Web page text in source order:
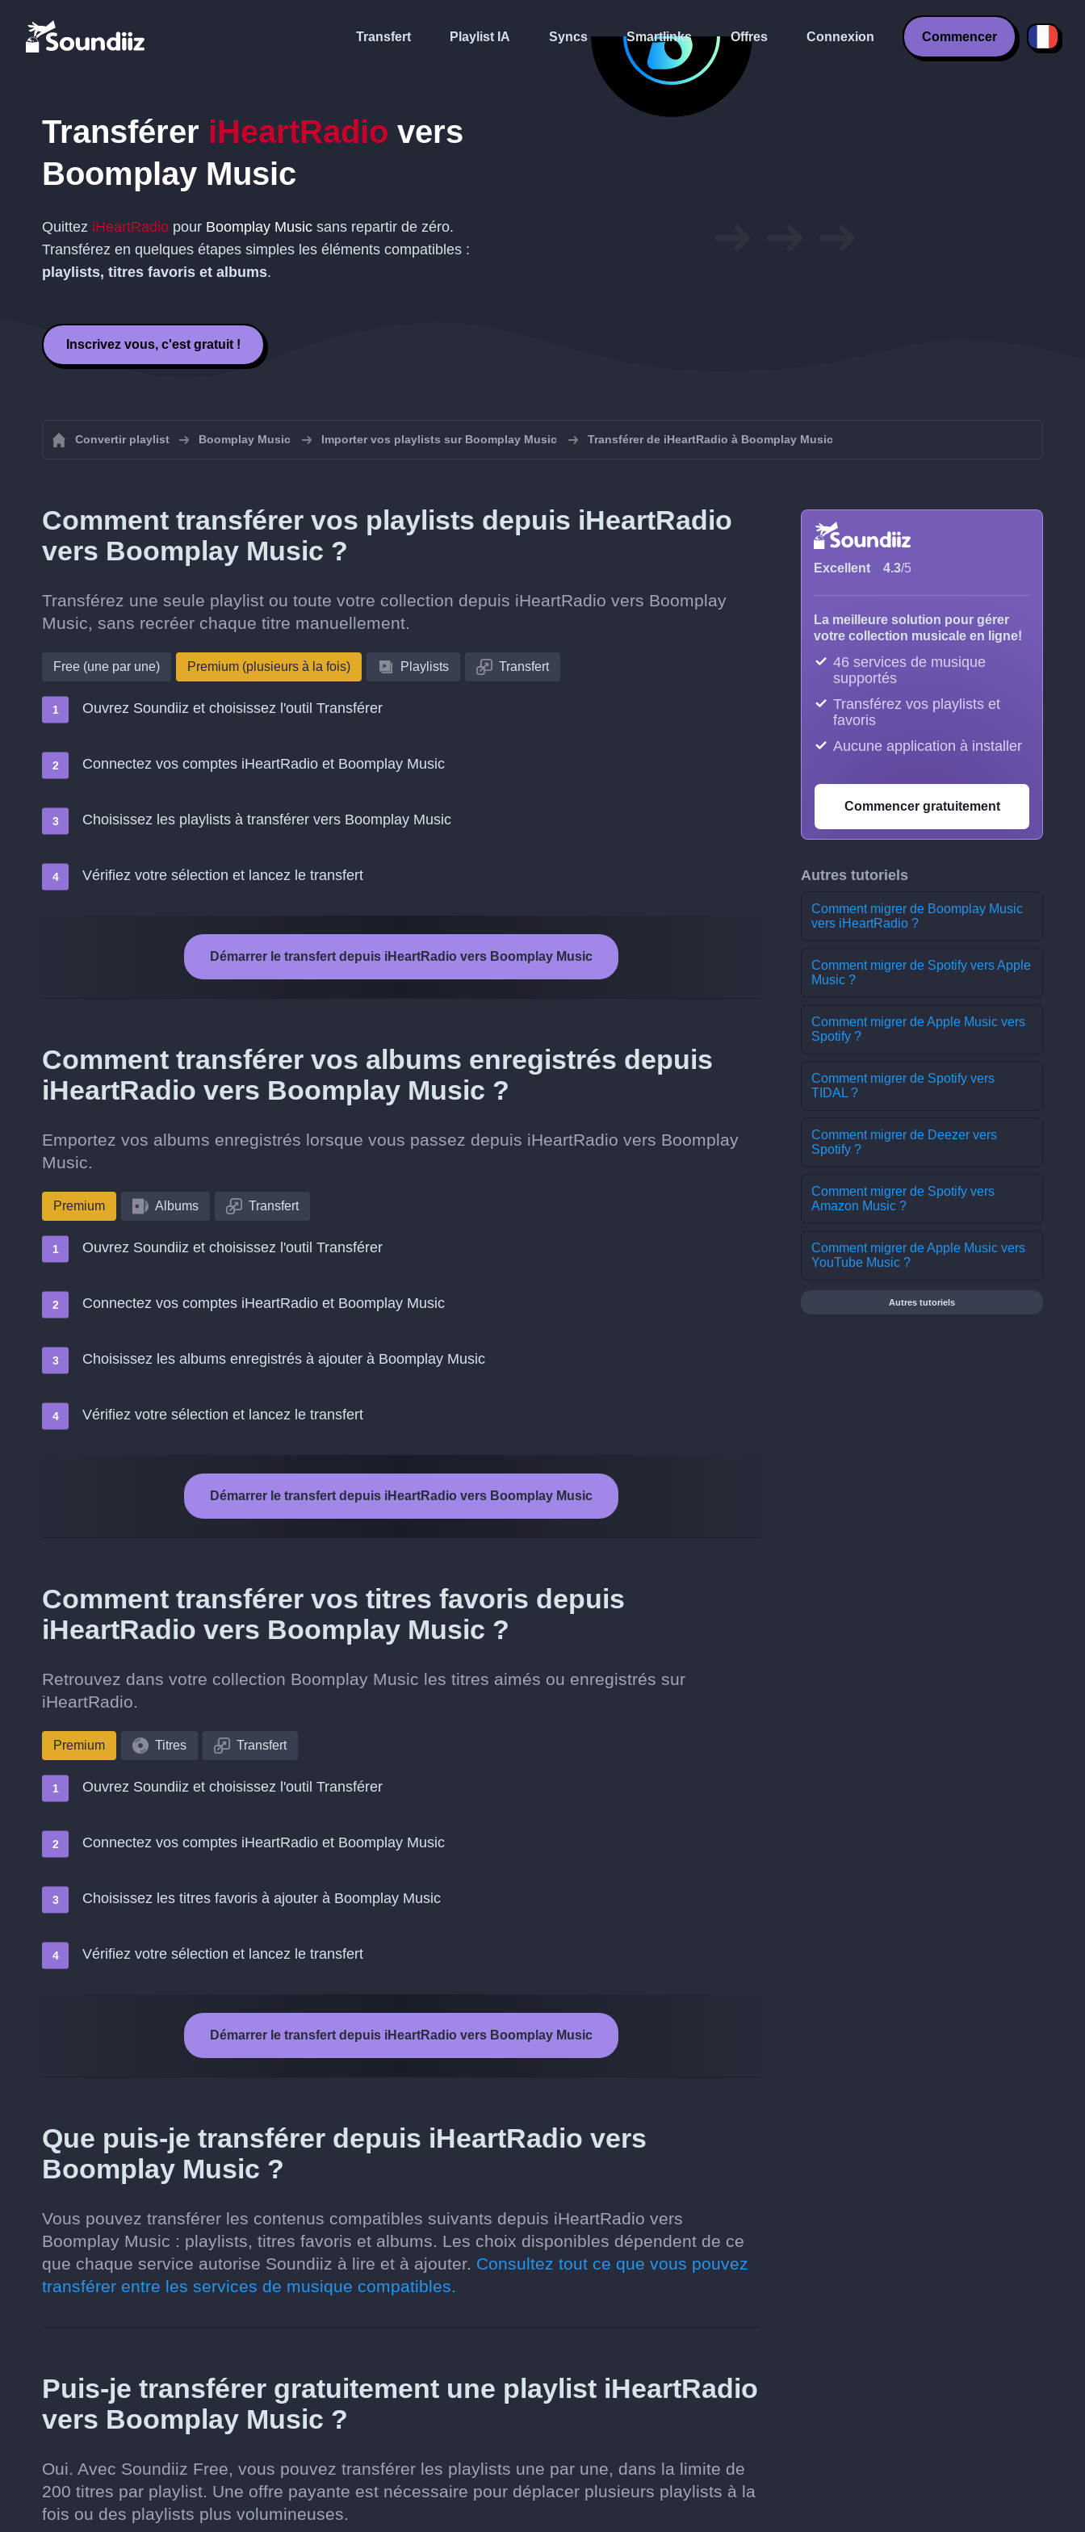
Transfert Playlist IA Syncs Smartlinks Offres Connexion Commencer
Transférer iHeartRadio vers
Boomplay Music
Quittez iHeartRadio pour Boomplay Music sans repartir de zéro.
Transférez en quelques étapes simples les éléments compatibles :
playlists, titres favoris et albums.
Inscrivez vous, c'est gratuit !
Convertir playlist Boomplay Music Importer vos playlists sur Boomplay Music Transférer de iHeartRadio à Boomplay Music
Comment transférer vos playlists depuis iHeartRadio
vers Boomplay Music ?
Transférez une seule playlist ou toute votre collection depuis iHeartRadio vers Boomplay
Music, sans recréer chaque titre manuellement.
Free (une par une) Premium (plusieurs à la fois) Playlists Transfert
Ouvrez Soundiiz et choisissez l'outil Transférer
Connectez vos comptes iHeartRadio et Boomplay Music
Choisissez les playlists à transférer vers Boomplay Music
Vérifiez votre sélection et lancez le transfert
Démarrer le transfert depuis iHeartRadio vers Boomplay Music
Comment transférer vos albums enregistrés depuis
iHeartRadio vers Boomplay Music ?
Emportez vos albums enregistrés lorsque vous passez depuis iHeartRadio vers Boomplay
Music.
Premium Albums Transfert
Ouvrez Soundiiz et choisissez l'outil Transférer
Connectez vos comptes iHeartRadio et Boomplay Music
Choisissez les albums enregistrés à ajouter à Boomplay Music
Vérifiez votre sélection et lancez le transfert
Démarrer le transfert depuis iHeartRadio vers Boomplay Music
Comment transférer vos titres favoris depuis
iHeartRadio vers Boomplay Music ?
Retrouvez dans votre collection Boomplay Music les titres aimés ou enregistrés sur
iHeartRadio.
Premium Titres Transfert
Ouvrez Soundiiz et choisissez l'outil Transférer
Connectez vos comptes iHeartRadio et Boomplay Music
Choisissez les titres favoris à ajouter à Boomplay Music
Vérifiez votre sélection et lancez le transfert
Démarrer le transfert depuis iHeartRadio vers Boomplay Music
Que puis-je transférer depuis iHeartRadio vers
Boomplay Music ?
Vous pouvez transférer les contenus compatibles suivants depuis iHeartRadio vers
Boomplay Music : playlists, titres favoris et albums. Les choix disponibles dépendent de ce
que chaque service autorise Soundiiz à lire et à ajouter. Consultez tout ce que vous pouvez
transférer entre les services de musique compatibles.
Puis-je transférer gratuitement une playlist iHeartRadio
vers Boomplay Music ?
Oui. Avec Soundiiz Free, vous pouvez transférer les playlists une par une, dans la limite de
200 titres par playlist. Une offre payante est nécessaire pour déplacer plusieurs playlists à la
fois ou des playlists plus volumineuses.
Excellent 4.3/5
La meilleure solution pour gérer
votre collection musicale en ligne!
46 services de musique
supportés
Transférez vos playlists et
favoris
Aucune application à installer
Commencer gratuitement
Autres tutoriels
Comment migrer de Boomplay Music
vers iHeartRadio ?
Comment migrer de Spotify vers Apple
Music ?
Comment migrer de Apple Music vers
Spotify ?
Comment migrer de Spotify vers
TIDAL ?
Comment migrer de Deezer vers
Spotify ?
Comment migrer de Spotify vers
Amazon Music ?
Comment migrer de Apple Music vers
YouTube Music ?
Autres tutoriels